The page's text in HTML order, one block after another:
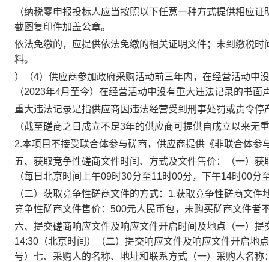
（纳税零申报投标人应当按照以下任意一种方式提供相应
截图复印件加盖公章。
依法免缴的，应提供依法免缴的相关证明文件；未到缴税
料。
）（4）供应商参加政府采购活动前三年内，在经营活动中
（2023年4月至今）在经营活动中没有重大违法记录的书面
重大违法记录是指供应商因违法经营受到刑事处罚或责令
（截至磋商之日成立不足3年的供应商可提供自成立以来无
2.本项目不接受联合体参与磋商，供应商提供《非联合体参
五、获取竞争性磋商文件时间、方式及文件售价：（一）
（每日北京时间上午09时30分至11时00分，下午14时00
（二）获取竞争性磋商文件的方式：1.获取竞争性磋商文
竞争性磋商文件售价：500元人民币包，未购买磋商文件者
六、提交磋商响应文件及响应文件开启时间及地点（一）
14:30（北京时间）（二）提交响应文件及响应文件开启地
号）七、采购人的名称、地址和联系方式（一）采购人名